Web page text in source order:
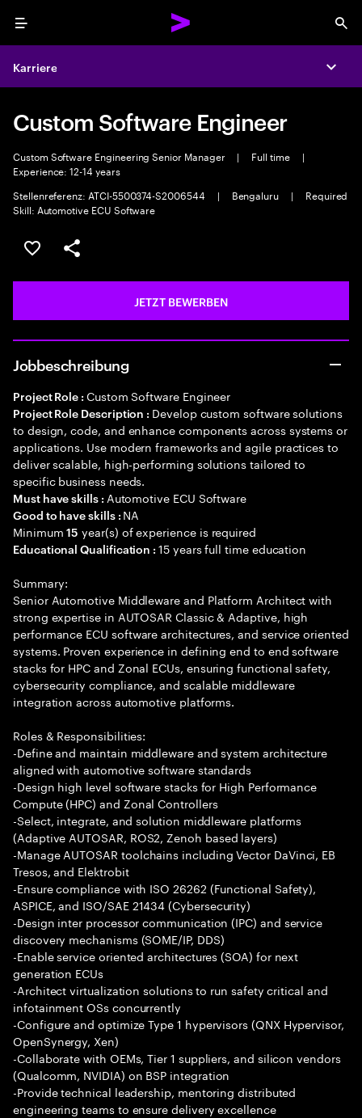
Menu
Karriere
Custom Software Engineer
Custom Software Engineering Senior Manager | Full time
|
Experience: 12-14 years
Stellenreferenz: ATCI-5500374-S2006544
| Bengaluru |
Required
Skill: Automotive ECU Software
JOB SPEICHERN
Teilen
JETZT BEWERBEN
Jobbeschreibung
Project Role : Custom Software Engineer
Project Role Description : Develop custom software solutions
to design, code, and enhance components across systems or
applications. Use modern frameworks and agile practices to
deliver scalable, high-performing solutions tailored to
specific business needs.
Must have skills : Automotive ECU Software
Good to have skills : NA
Minimum15 year(s) of experience is required
Educational Qualification :15 years full time education
Summary:
Senior Automotive Middleware and Platform Architect with
strong expertise in AUTOSAR Classic & Adaptive, high
performance ECU software architectures, and service oriented
systems. Proven experience in defining end to end software
stacks for HPC and Zonal ECUs, ensuring functional safety,
cybersecurity compliance, and scalable middleware
integration across automotive platforms.
Roles & Responsibilities:
-Define and maintain middleware and system architecture
aligned with automotive software standards
-Design high level software stacks for High Performance
Compute (HPC) and Zonal Controllers
-Select, integrate, and solution middleware platforms
(Adaptive AUTOSAR, ROS2, Zenoh based layers)
-Manage AUTOSAR toolchains including Vector DaVinci, EB
Tresos, and Elektrobit
-Ensure compliance with ISO 26262 (Functional Safety),
ASPICE, and ISO/SAE 21434 (Cybersecurity)
-Design inter processor communication (IPC) and service
discovery mechanisms (SOME/IP, DDS)
-Enable service oriented architectures (SOA) for next
generation ECUs
-Architect virtualization solutions to run safety critical and
infotainment OSs concurrently
-Configure and optimize Type 1 hypervisors (QNX Hypervisor,
OpenSynergy, Xen)
-Collaborate with OEMs, Tier 1 suppliers, and silicon vendors
(Qualcomm, NVIDIA) on BSP integration
-Provide technical leadership, mentoring distributed
engineering teams to ensure delivery excellence